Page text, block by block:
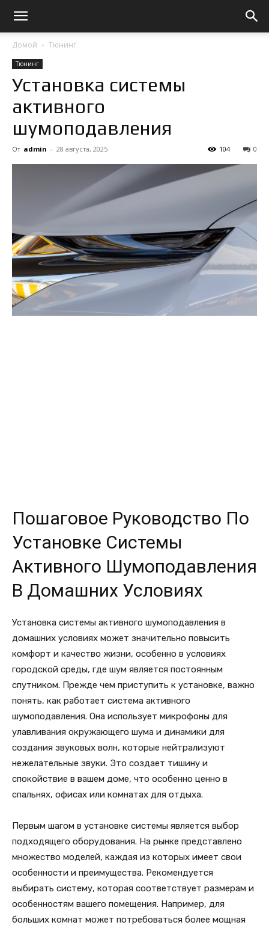
Домой Тюнинг
Тюнинг
Установка системы
активного
шумоподавления
От admin - 28 августа, 2025 0
104
Пошаговое Руководство По
Установке Системы
Активного Шумоподавления
В Домашних Условиях
Установка системы активного шумоподавления в
домашних условиях может значительно повысить
комфорт и качество жизни, особенно в условиях
городской среды, где шум является постоянным
спутником. Прежде чем приступить к установке, важно
понять, как работает система активного
шумоподавления. Она использует микрофоны для
улавливания окружающего шума и динамики для
создания звуковых волн, которые нейтрализуют
нежелательные звуки. Это создает тишину и
спокойствие в вашем доме, что особенно ценно в
спальнях, офисах или комнатах для отдыха.
Первым шагом в установке системы является выбор
подходящего оборудования. На рынке представлено
множество моделей, каждая из которых имеет свои
особенности и преимущества. Рекомендуется
выбирать систему, которая соответствует размерам и
особенностям вашего помещения. Например, для
больших комнат может потребоваться более мощная